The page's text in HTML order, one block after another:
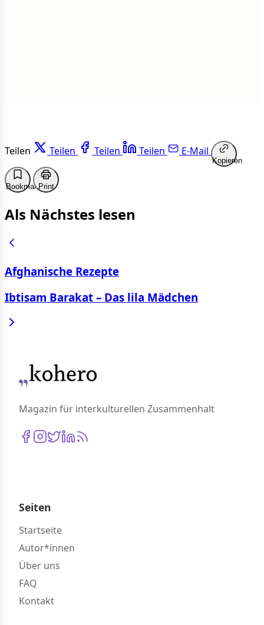
Teilen Teilen Teilen Teilen E-Mail
Kopieren
BookmarkPrint
Als Nächstes lesen
Afghanische Rezepte
Ibtisam Barakat – Das lila Mädchen
Magazin für interkulturellen Zusammenhalt
Seiten
Startseite
Autor*innen
Über uns
FAQ
Kontakt